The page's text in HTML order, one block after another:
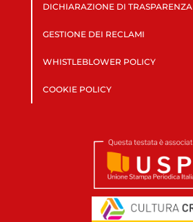
DICHIARAZIONE DI TRASPARENZA
GESTIONE DEI RECLAMI
WHISTLEBLOWER POLICY
COOKIE POLICY